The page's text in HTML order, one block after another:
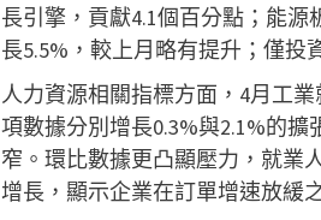
長引擎，貢獻4.1個百分點；能源
長5.5%，較上月略有提升；僅投
人力資源相關指標方面，4月工
項數據分別增長0.3%與2.1%的
窄。環比數據更凸顯壓力，就業
增長，顯示企業在訂單增速放緩